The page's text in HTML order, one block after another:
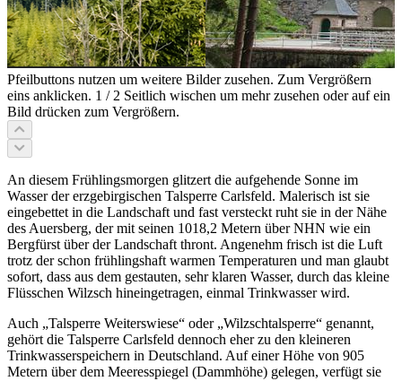
Pfeilbuttons nutzen um weitere Bilder zusehen. Zum Vergrößern
eins anklicken. 1 / 2 Seitlich wischen um mehr zusehen oder auf ein
Bild drücken zum Vergrößern.
An diesem Frühlingsmorgen glitzert die aufgehende Sonne im
Wasser der erzgebirgischen Talsperre Carlsfeld. Malerisch ist sie
eingebettet in die Landschaft und fast versteckt ruht sie in der Nähe
des Auersberg, der mit seinen 1018,2 Metern über NHN wie ein
Bergfürst über der Landschaft thront. Angenehm frisch ist die Luft
trotz der schon frühlingshaft warmen Temperaturen und man glaubt
sofort, dass aus dem gestauten, sehr klaren Wasser, durch das kleine
Flüsschen Wilzsch hineingetragen, einmal Trinkwasser wird.
Auch „Talsperre Weiterswiese“ oder „Wilzschtalsperre“ genannt,
gehört die Talsperre Carlsfeld dennoch eher zu den kleineren
Trinkwasserspeichern in Deutschland. Auf einer Höhe von 905
Metern über dem Meeresspiegel (Dammhöhe) gelegen, verfügt sie